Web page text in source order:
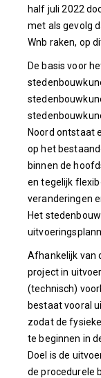
half juli 2022
met als gevolg
Wnb raken, op
De basis voor
Noord ontstaat
op het
binnen de
en tegelijk
veranderingen
Het
Afhankelijk van
project in
(technisch)
bestaat vooral
zodat de
te beginnen in
Doel is de
de procedurele